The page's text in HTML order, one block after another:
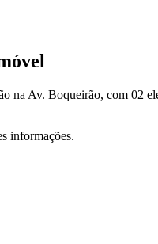
na Av. Boqueirão, com 02
informações.